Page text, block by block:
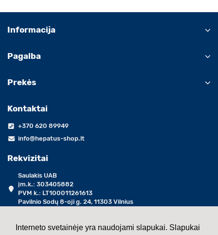
Interneto svetainėje yra naudojami slapukai. Slapukai
Informacija
Pagalba
Prekės
Kontaktai
+370 620 89949
info@hepatus-shop.lt
Rekvizitai
Saulakis UAB
įm.k.: 303405882
PVM k.: LT100011261613
Pavilnio Sodų 8-oji g. 24, 11303 Vilnius